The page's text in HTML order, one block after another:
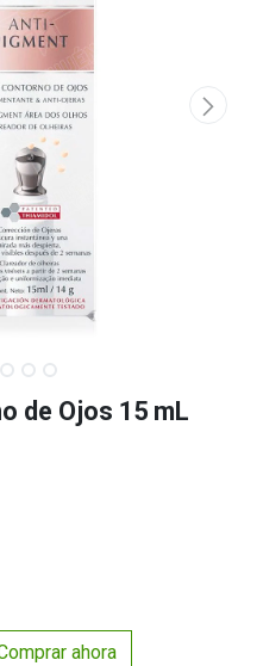
de Ojos 15 mL
ahora